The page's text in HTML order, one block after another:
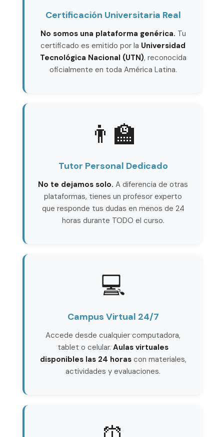
Certificación Universitaria Real
No somos una plataforma genérica. Tu
certificado es emitido por la Universidad
Tecnológica Nacional (UTN), reconocida
oficialmente en toda América Latina.
👨‍🏫
Tutor Personal Dedicado
No te dejamos solo. A diferencia de otras
plataformas, tienes un profesor experto
que responde tus dudas en menos de 24
horas durante TODO el curso.
💻
Campus Virtual 24/7
Accede desde cualquier computadora,
tablet o celular. Aulas virtuales
disponibles las 24 horascon materiales,
actividades y evaluaciones.